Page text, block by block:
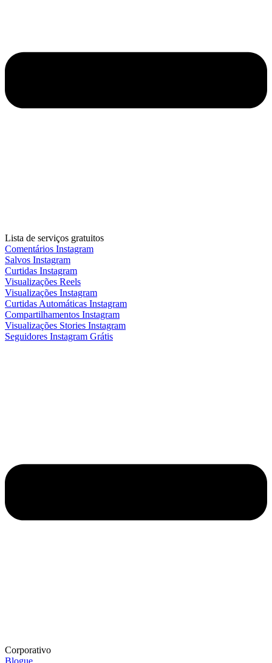
Lista de serviços gratuitos
Comentários Instagram
Salvos Instagram
Curtidas Instagram
Visualizações Reels
Visualizações Instagram
Curtidas Automáticas Instagram
Compartilhamentos Instagram
Visualizações Stories Instagram
Seguidores Instagram Grátis
Corporativo
Blogue